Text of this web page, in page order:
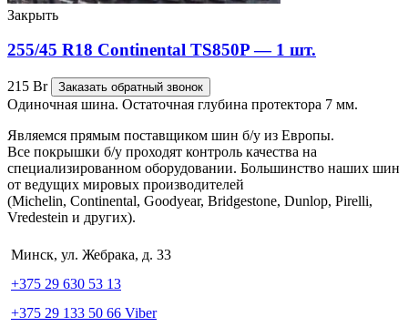
Закрыть
255/45 R18 Continental TS850P — 1 шт.
215 Br Заказать обратный звонок
Одиночная шина. Остаточная глубина протектора 7 мм.
Являемся прямым поставщиком шин б/у из Европы.
Все покрышки б/у проходят контроль качества на
специализированном оборудовании. Большинство наших шин
от ведущих мировых производителей
(Michelin, Continental, Goodyear, Bridgestone, Dunlop, Pirelli,
Vredestein и других).
Минск, ул. Жебрака, д. 33
+375 29 630 53 13
+375 29 133 50 66 Viber